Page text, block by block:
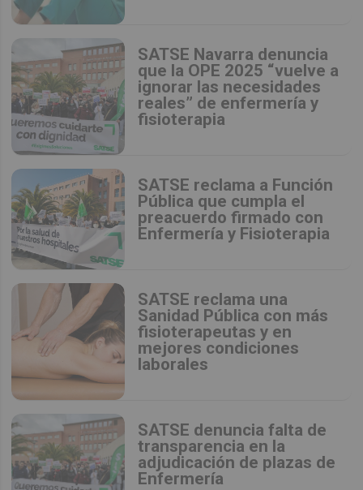
SATSE Navarra denuncia
que la OPE 2025 “vuelve a
ignorar las necesidades
reales” de enfermería y
fisioterapia
SATSE reclama a Función
Pública que cumpla el
preacuerdo firmado con
Enfermería y Fisioterapia
SATSE reclama una
Sanidad Pública con más
fisioterapeutas y en
mejores condiciones
laborales
SATSE denuncia falta de
transparencia en la
adjudicación de plazas de
Enfermería